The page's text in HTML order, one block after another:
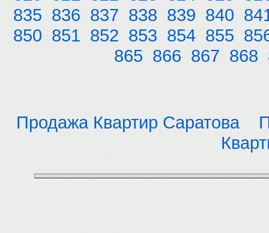
835 836 837 838 839 840
850 851 852 853 854 855
865 866 867 868
Продажа Квартир Саратова